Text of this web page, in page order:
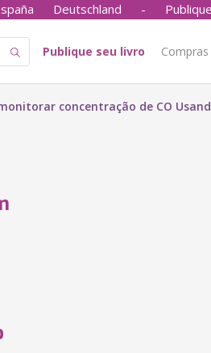
Deutschland -
Publique seu livro
concentração de CO